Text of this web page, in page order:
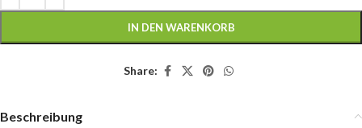
IN DEN WARENKORB
Share:
Beschreibung